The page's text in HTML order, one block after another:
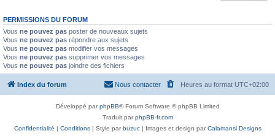
PERMISSIONS DU FORUM
Vous ne pouvez pas poster de nouveaux sujets
Vous ne pouvez pas répondre aux sujets
Vous ne pouvez pas modifier vos messages
Vous ne pouvez pas supprimer vos messages
Vous ne pouvez pas joindre des fichiers
Index du forum Heures au format UTC+02:00
Nous contacter
Développé parphpBB® Forum Software © phpBB Limited
Traduit parphpBB-fr.com
Confidentialité | Conditions| Style parbuzuc| Images et design parCalamansi Designs